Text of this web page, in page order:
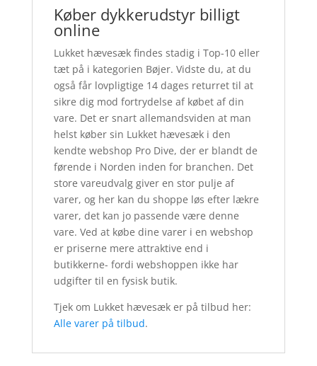
Køber dykkerudstyr billigt
online
Lukket hævesæk findes stadig i Top-10 eller
tæt på i kategorien Bøjer. Vidste du, at du
også får lovpligtige 14 dages returret til at
sikre dig mod fortrydelse af købet af din
vare. Det er snart allemandsviden at man
helst køber sin Lukket hævesæk i den
kendte webshop Pro Dive, der er blandt de
førende i Norden inden for branchen. Det
store vareudvalg giver en stor pulje af
varer, og her kan du shoppe løs efter lækre
varer, det kan jo passende være denne
vare. Ved at købe dine varer i en webshop
er priserne mere attraktive end i
butikkerne- fordi webshoppen ikke har
udgifter til en fysisk butik.
Tjek om Lukket hævesæk er på tilbud her:
Alle varer på tilbud.